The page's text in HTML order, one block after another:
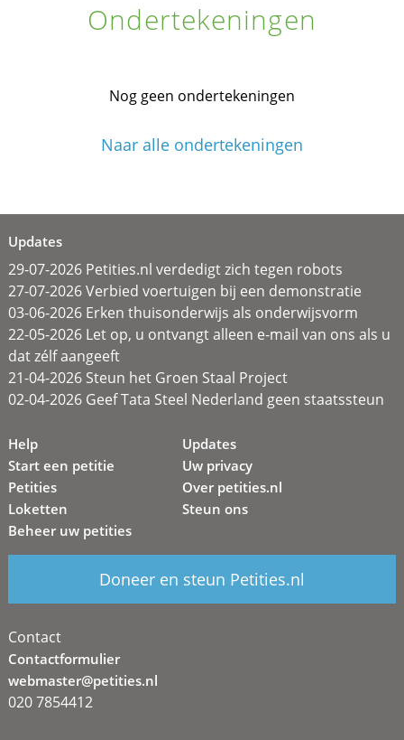
Ondertekeningen
Nog geen ondertekeningen
Naar alle ondertekeningen
Updates
29-07-2026 Petities.nl verdedigt zich tegen robots
27-07-2026 Verbied voertuigen bij een demonstratie
03-06-2026 Erken thuisonderwijs als onderwijsvorm
22-05-2026 Let op, u ontvangt alleen e-mail van ons als u
dat zélf aangeeft
21-04-2026 Steun het Groen Staal Project
02-04-2026 Geef Tata Steel Nederland geen staatssteun
Help
Start een petitie
Petities
Loketten
Beheer uw petities
Updates
Uw privacy
Over petities.nl
Steun ons
Doneer en steun Petities.nl
Contact
Contactformulier
webmaster@petities.nl
020 7854412